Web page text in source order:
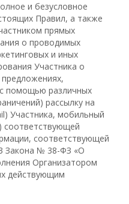
и безусловное
Правил, а также
прямых
о проводимых
и иных
Участника о
предложениях,
помощью различных
рассылку на
Участника, мобильный
соответствующей
соответствующей
Закона № 38-ФЗ «О
Организатором
действующим